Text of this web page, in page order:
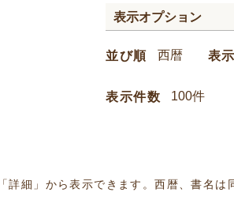
表示オプション
並び順 表
表示件数
詳細」から表示できます。西暦、書名